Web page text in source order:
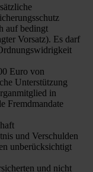
auf bedingt
Vorsatz). Es darf
Euro von
Unterstützung
in
Fremdmandate
und Verschulden
unberücksichtigt
und nicht